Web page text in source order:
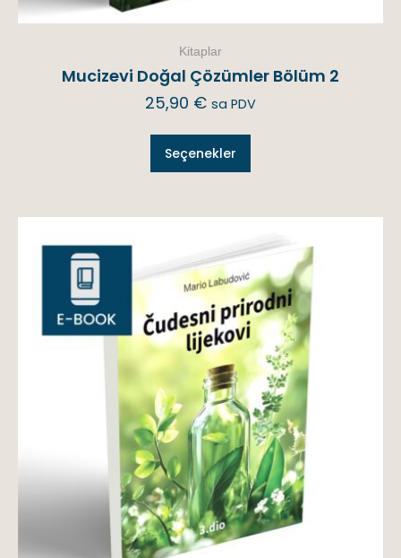
Kitaplar
Mucizevi Doğal Çözümler Bölüm 2
25,90 € sa PDV
Seçenekler